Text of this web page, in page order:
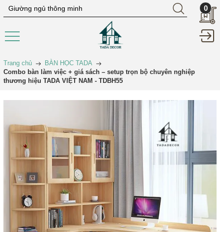
0
Trang chủ
BÀN HỌC TADA
Combo bàn làm việc + giá sách – setup trọn bộ chuyên nghiệp
thương hiệu TADA VIỆT NAM - TDBH55